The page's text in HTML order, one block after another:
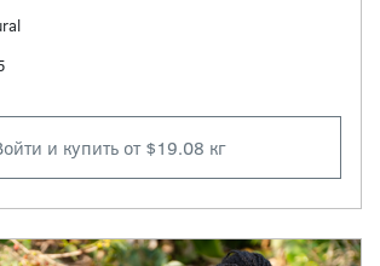
и купить от $19.08 кг